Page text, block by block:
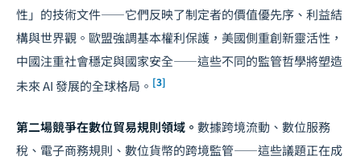
性」的技術文件——它們反映了制定者的價值優先序、利益結
構與世界觀。歐盟強調基本權利保護，美國側重創新靈活性，
中國注重社會穩定與國家安全——這些不同的監管哲學將塑造
未來 AI 發展的全球格局。 [3]
第二場競爭在數位貿易規則領域。 數據跨境流動、數位服務
稅、電子商務規則、數位貨幣的跨境監管——這些議題正在成